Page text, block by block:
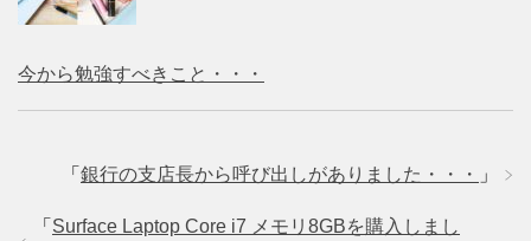
今から勉強すべきこと・・・
「 銀行の支店長から呼び出しがありました・・・ 」
「 Surface Laptop Core i7 メモリ8GBを購入しまし